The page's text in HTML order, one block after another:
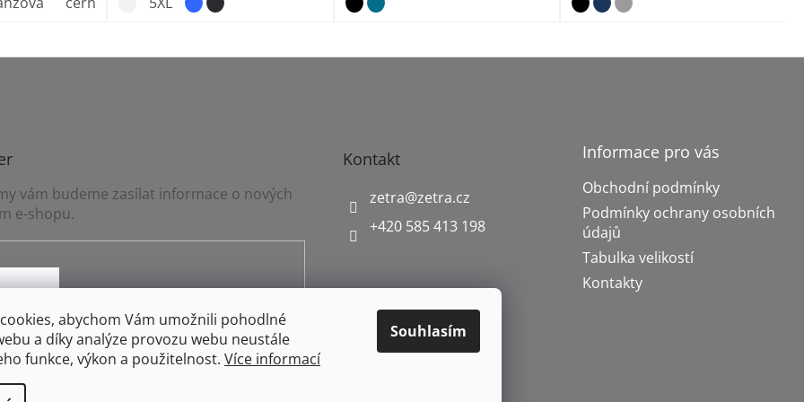
abychom Vám umožnili pohodlné
a díky analýze provozu webu neustále
funkce, výkon a použitelnost. Více informací
Souhlasím
vám budeme zasílat informace o nových
e-shopu.
ochrany osobních údajů
Kontakt
zetra@zetra.cz
+420 585 413 198
Informace pro vás
Obchodní podmínky
Podmínky ochrany osobních
údajů
Tabulka velikostí
Kontakty